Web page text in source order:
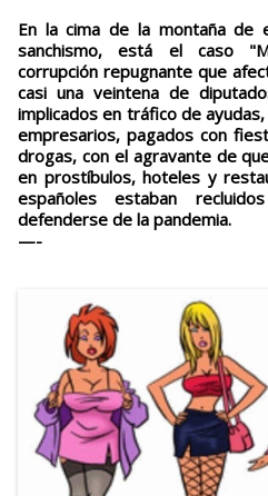
En la cima de la montaña de
sanchismo, está el caso
corrupción repugnante que
casi una veintena de
implicados en tráfico de
empresarios, pagados con
drogas, con el agravante de
en prostíbulos, hoteles y
españoles estaban
defenderse de la pandemia.
—-